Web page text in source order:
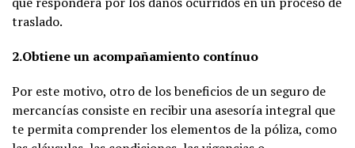
traslado.
2.Obtiene un acompañamiento contínuo
Por este motivo, otro de los beneficios de un seguro de
mercancías consiste en recibir una asesoría integral que
te permita comprender los elementos de la póliza, como